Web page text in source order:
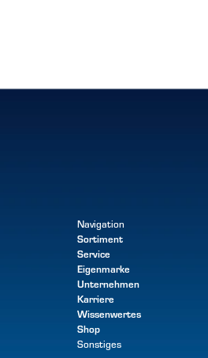
Navigation
Sortiment
Service
Eigenmarke
Unternehmen
Karriere
Wissenwertes
Shop
Sonstiges